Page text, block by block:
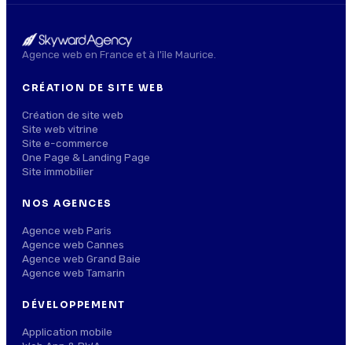
Agence web en France et à l'île Maurice.
CRÉATION DE SITE WEB
Création de site web
Site web vitrine
Site e-commerce
One Page & Landing Page
Site immobilier
NOS AGENCES
Agence web Paris
Agence web Cannes
Agence web Grand Baie
Agence web Tamarin
DÉVELOPPEMENT
Application mobile